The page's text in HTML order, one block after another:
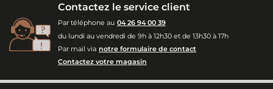
Contactez le service client
Par téléphone au 04 26 94 00 39
du lundi au vendredi de 9h à 12h30 et de 13h30 à 17h
Par mail via notre formulaire de contact
Contactez votre magasin